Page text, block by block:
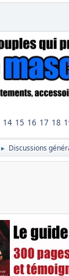
14 15 16 17 18
► Discussions